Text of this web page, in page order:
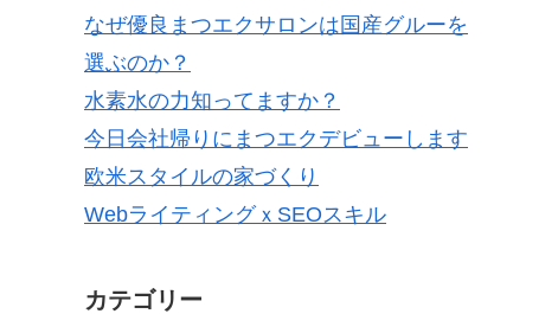
なぜ優良まつエクサロンは国産グルーを
選ぶのか？
水素水の力知ってますか？
今日会社帰りにまつエクデビューします
欧米スタイルの家づくり
WebライティングｘSEOスキル
カテゴリー